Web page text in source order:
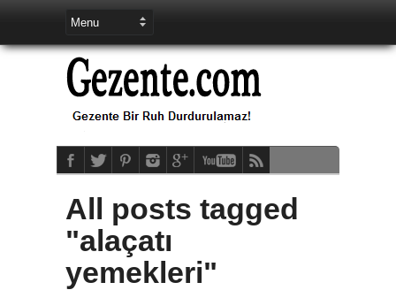
All posts tagged
"alaçatı
yemekleri"